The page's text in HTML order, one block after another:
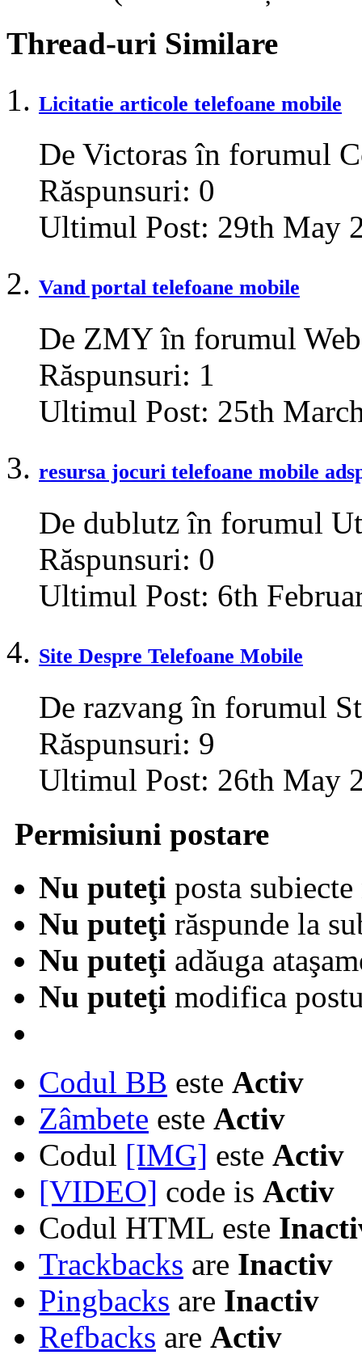
Thread-uri Similare
Licitatie articole telefoane mobile
De Victoras în forumul
Răspunsuri: 0
Ultimul Post: 29th May
Vand portal telefoane mobile
De ZMY în forumul
Răspunsuri: 1
Ultimul Post: 25th
resursa jocuri telefoane mobile
De dublutz în forumul
Răspunsuri: 0
Ultimul Post: 6th
Site Despre Telefoane Mobile
De razvang în forumul
Răspunsuri: 9
Ultimul Post: 26th May
Permisiuni postare
Nu puteţi posta
Nu puteţi răspunde la
Nu puteţi adăuga
Nu puteţi modifica
Codul BB este Activ
Zâmbete este Activ
Codul [IMG] este Activ
[VIDEO] code is Activ
Codul HTML este
Trackbacks are Inactiv
Pingbacks are Inactiv
Refbacks are Activ